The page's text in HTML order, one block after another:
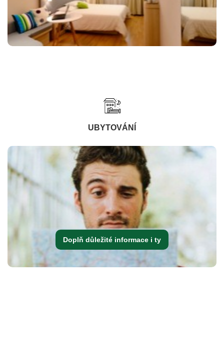
UBYTOVÁNÍ
Doplň důležité informace i ty